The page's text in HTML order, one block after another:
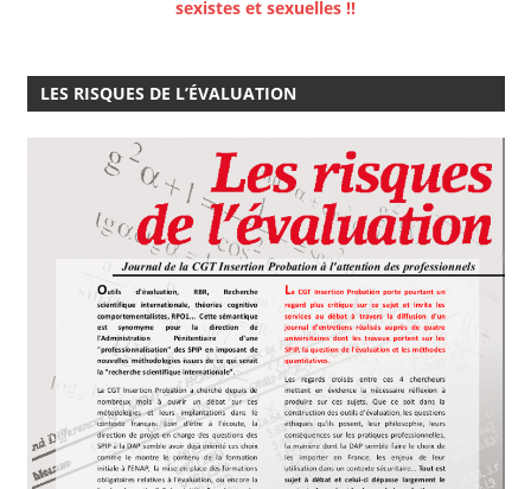
sexistes et sexuelles !!
LES RISQUES DE L’ÉVALUATION